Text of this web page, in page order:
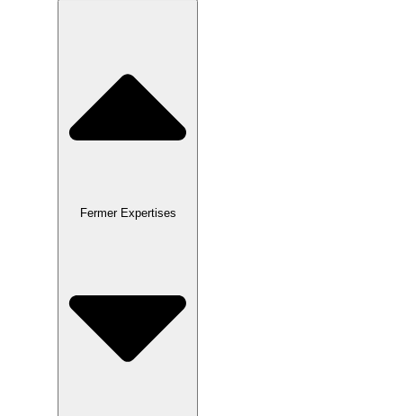
Fermer Expertises